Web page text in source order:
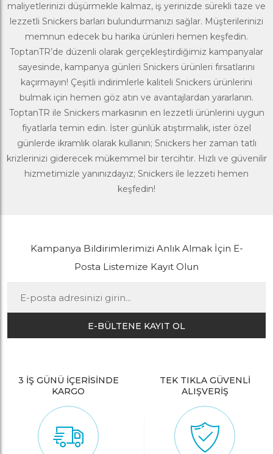
maliyetlerinizi düşürmekle kalmaz, iş yerinizde sürekli taze ve
lezzetli Snickers barları bulundurmanızı sağlar. Müşterilerinizi
memnun edecek bu harika ürünleri hemen keşfedin.
ToptanTR’de düzenli olarak gerçekleştirdiğimiz kampanyalar
sayesinde, kampanya günleri Snickers ürünleri fırsatlarını
kaçırmayın! Çeşitli indirimlerle kaliteli Snickers ürünlerini
bulmak için hemen göz atın ve avantajlardan yararlanın.
ToptanTR ile Snickers markasının en lezzetli ürünlerini uygun
fiyatlarla temin edin. İster günlük atıştırmalık, ister özel
günlerde ikramlık olarak kullanın; Snickers her zaman tatlı
krizlerinizi giderecek mükemmel bir tercihtir. Hızlı ve güvenilir
hizmetimizle yanınızdayız; Snickers ile lezzeti hemen
keşfedin!
Kampanya Bildirimlerimizi Anlık Almak İçin E-
Posta Listemize Kayıt Olun
E-BÜLTENE KAYIT OL
3 İŞ GÜNÜ İÇERİSİNDE
KARGO
TEK TIKLA GÜVENLİ
ALIŞVERİŞ